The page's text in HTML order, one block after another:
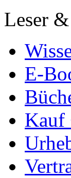
Leser
E-
Kauf